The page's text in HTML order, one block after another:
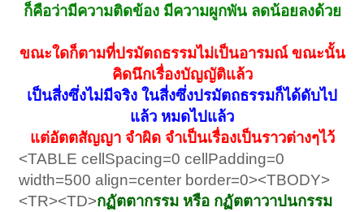
ก็คือว่ามีความติดข้อง มีความผูกพัน ลดน้อยลงด้วย
ขณะใดก็ตามที่ปรมัตถธรรมไม่เป็นอารมณ์ ขณะนั้น
คิดนึกเรื่องบัญญัติแล้ว
เป็นสี่งซึ่งไม่มีจริง ในสี่งซึ่งปรมัตถธรรมก็ได้ดับไป
แล้ว หมดไปแล้ว
แต่อัตตสัญญา จำผิด จำเป็นเรื่องเป็นราวต่างๆไว้
<TABLE cellSpacing=0 cellPadding=0
width=500 align=center border=0><TBODY>
<TR><TD>กฏัตตากรรม หรือ กฏัตตาวาปนกรรม